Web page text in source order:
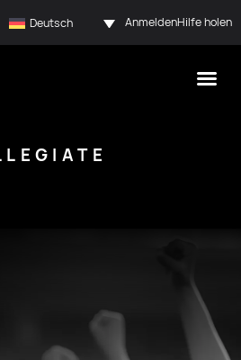
Deutsch AnmeldenHilfe holen